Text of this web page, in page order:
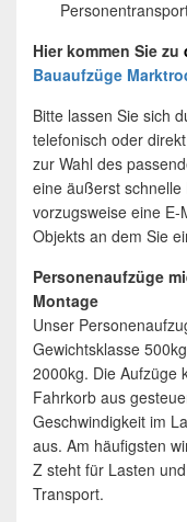
Hier kommen Sie zu
Bauaufzüge
Bitte lassen Sie sich
telefonisch oder
zur Wahl des
eine äußerst
vorzugsweise eine
Objekts an dem Sie
Personenaufzüge
Montage
Unser
Gewichtsklasse
2000kg. Die Aufzüge
Fahrkorb aus
Geschwindigkeit im
aus. Am häufigsten
Z steht für Lasten
Transport.